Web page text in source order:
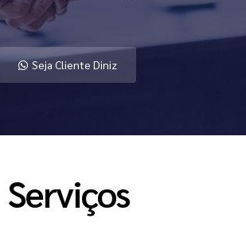
Seja Cliente Diniz
Serviços